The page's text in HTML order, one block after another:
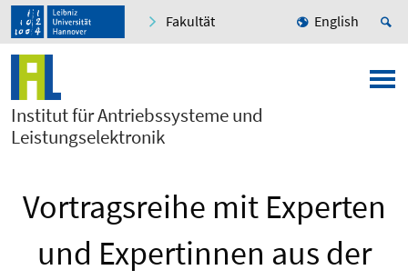
Fakultät English
Institut für Antriebssysteme und
Leistungselektronik
Vortragsreihe mit Experten
und Expertinnen aus der